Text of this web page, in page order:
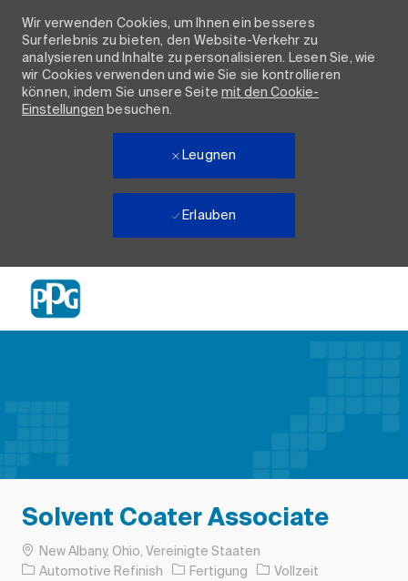
Wir verwenden Cookies, um Ihnen ein besseres
Surferlebnis zu bieten, den Website-Verkehr zu
analysieren und Inhalte zu personalisieren. Lesen Sie, wie
wir Cookies verwenden und wie Sie sie kontrollieren
können, indem Sie unsere Seitemit den Cookie-
Einstellungen besuchen.
Leugnen
Erlauben
Solvent Coater Associate
OrtNew Albany, Ohio, Vereinigte Staaten
Automotive Refinish
Kategorie
Fertigung Auftragstyp
Vollzeit